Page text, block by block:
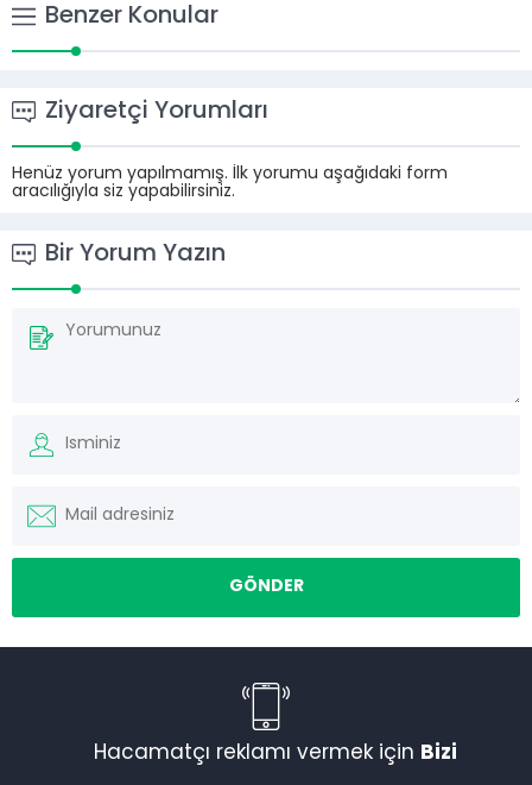
Benzer Konular
Ziyaretçi Yorumları
Henüz yorum yapılmamış. İlk yorumu aşağıdaki form
aracılığıyla siz yapabilirsiniz.
Bir Yorum Yazın
Hacamatçı reklamı vermek için Bizi